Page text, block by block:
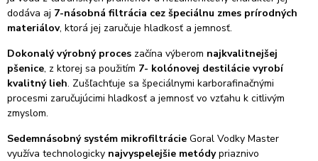
dodáva aj 7-násobná filtrácia cez špeciálnu zmes prírodných
materiálov, ktorá jej zaručuje hladkosť a jemnosť.
Dokonalý výrobný proces začína výberom najkvalitnejšej
pšenice, z ktorej sa použitím 7- kolónovej destilácie vyrobí
kvalitný lieh. Zušľachťuje sa špeciálnymi karborafinačnými
procesmi zaručujúcimi hladkosť a jemnosť vo vzťahu k citlivým
zmyslom.
Sedemnásobný systém mikrofiltrácie Goral Vodky Master
využíva technologicky najvyspelejšie metódypriaznivo